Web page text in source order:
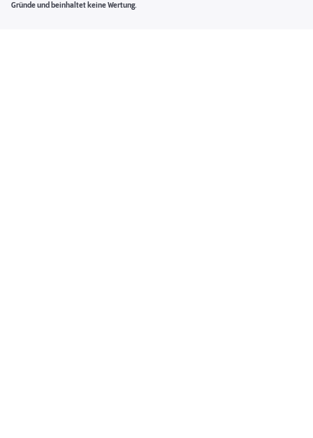
Gründe und beinhaltet keine Wertung.